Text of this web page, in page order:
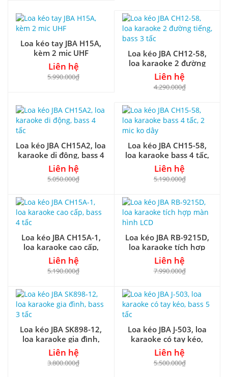
Loa kéo tay JBA H15A,
kèm 2 mic UHF
Liên hệ
5.990.000₫
Loa kéo JBA CH12-58,
loa karaoke 2 đường
tiếng, bass 3 tấc
Liên hệ
4.290.000₫
Loa kéo JBA CH15A2, loa
karaoke di động, bass 4
tấc
Liên hệ
5.050.000₫
Loa kéo JBA CH15-58,
loa karaoke bass 4 tấc,
2 mic ko dây
Liên hệ
5.190.000₫
Loa kéo JBA CH15A-1,
loa karaoke cao cấp,
bass 4 tấc
Liên hệ
5.190.000₫
Loa kéo JBA RB-9215D,
loa karaoke tích hợp
màn hình LCD
Liên hệ
7.990.000₫
Loa kéo JBA SK898-12,
loa karaoke gia đình,
bass 3 tấc
Liên hệ
3.800.000₫
Loa kéo JBA J-503, loa
karaoke có tay kéo,
bass 5 tấc
Liên hệ
5.500.000₫